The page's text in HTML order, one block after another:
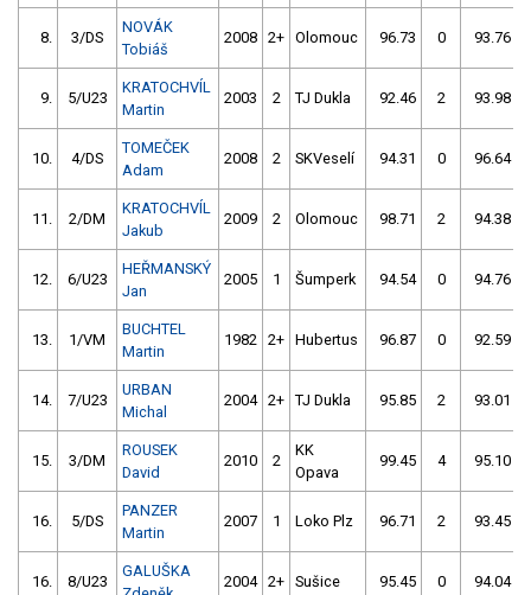
8. 3/DS
NOVÁK
Tobiáš
2008 2+ Olomouc 96.73 0 93.76
9. 5/U23
KRATOCHVÍL
Martin
2003 2 TJ Dukla 92.46 2 93.98
10. 4/DS
TOMEČEK
Adam
2008 2 SKVeselí 94.31 0 96.64
11. 2/DM
KRATOCHVÍL
Jakub
2009 2 Olomouc 98.71 2 94.38
12. 6/U23
HEŘMANSKÝ
Jan
2005 1 Šumperk 94.54 0 94.76
13. 1/VM
BUCHTEL
Martin
1982 2+ Hubertus 96.87 0 92.59
14. 7/U23
URBAN
Michal
2004 2+ TJ Dukla 95.85 2 93.01
15. 3/DM
ROUSEK
David
2010 2
KK
Opava
99.45 4 95.10
16. 5/DS
PANZER
Martin
2007 1 Loko Plz 96.71 2 93.45
16. 8/U23
GALUŠKA
2004 2+ Sušice 95.45 0 94.04